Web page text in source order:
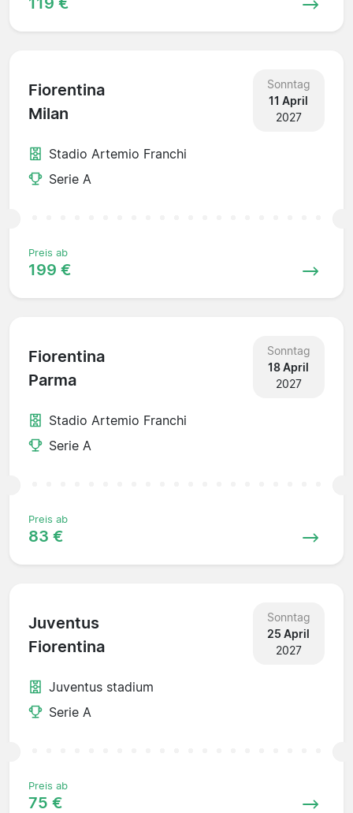
Fiorentina
Milan
Sonntag
11 April
2027
Stadio Artemio Franchi
Serie A
Preis ab
199 €
Fiorentina
Parma
Sonntag
18 April
2027
Stadio Artemio Franchi
Serie A
Preis ab
83 €
Juventus
Fiorentina
Sonntag
25 April
2027
Juventus stadium
Serie A
Preis ab
75 €